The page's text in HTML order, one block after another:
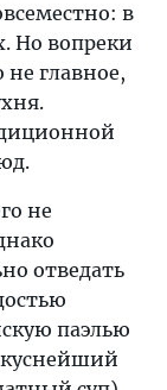
в
Но вопреки
главное,
не
отведать
паэлью